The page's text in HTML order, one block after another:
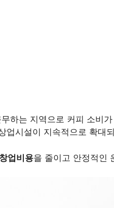
하는 지역으로 커피 소비
업시설이 지속적으로 확대
업비용을 줄이고 안정적인